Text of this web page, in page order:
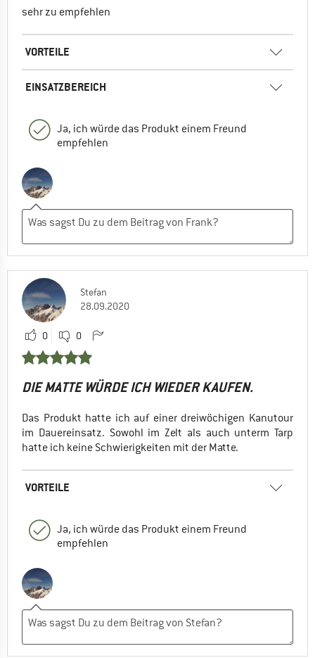
sehr zu empfehlen
VORTEILE
EINSATZBEREICH
Ja, ich würde das Produkt einem Freund
empfehlen
Stefan
28.09.2020
0 0
DIE MATTE WÜRDE ICH WIEDER KAUFEN.
Das Produkt hatte ich auf einer dreiwöchigen Kanutour
im Dauereinsatz. Sowohl im Zelt als auch unterm Tarp
hatte ich keine Schwierigkeiten mit der Matte.
VORTEILE
Ja, ich würde das Produkt einem Freund
empfehlen